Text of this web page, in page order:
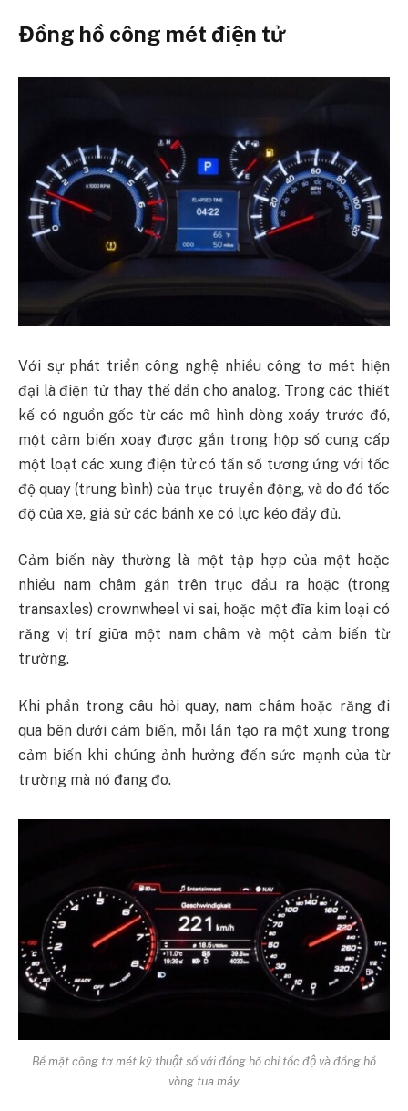
Đồng hồ công mét điện tử
Với sự phát triển công nghệ nhiều công tơ mét hiện
đại là điện tử thay thế dần cho analog. Trong các thiết
kế có nguồn gốc từ các mô hình dòng xoáy trước đó,
một cảm biến xoay được gắn trong hộp số cung cấp
một loạt các xung điện tử có tần số tương ứng với tốc
độ quay (trung bình) của trục truyền động, và do đó tốc
độ của xe, giả sử các bánh xe có lực kéo đầy đủ.
Cảm biến này thường là một tập hợp của một hoặc
nhiều nam châm gắn trên trục đầu ra hoặc (trong
transaxles) crownwheel vi sai, hoặc một đĩa kim loại có
răng vị trí giữa một nam châm và một cảm biến từ
trường.
Khi phần trong câu hỏi quay, nam châm hoặc răng đi
qua bên dưới cảm biến, mỗi lần tạo ra một xung trong
cảm biến khi chúng ảnh hưởng đến sức mạnh của từ
trường mà nó đang đo.
Bề mặt công tơ mét kỹ thuật số với đồng hồ chỉ tốc độ và đồng hồ
vòng tua máy